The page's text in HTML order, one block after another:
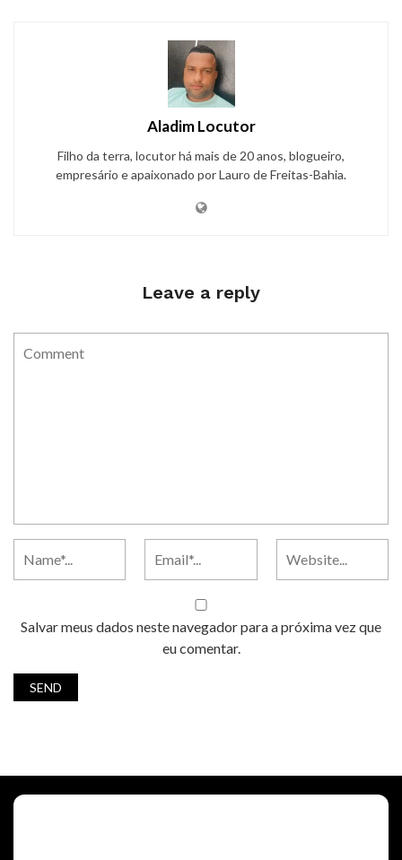
Aladim Locutor
Filho da terra, locutor há mais de 20 anos, blogueiro,
empresário e apaixonado por Lauro de Freitas-Bahia.
Leave a reply
Salvar meus dados neste navegador para a próxima vez que
eu comentar.